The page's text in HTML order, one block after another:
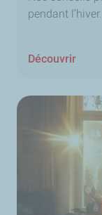
pendant l’hiver.
Découvrir